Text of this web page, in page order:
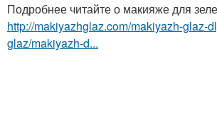
Подробнее читайте о макияже для
http://makiyazhglaz.com/makiyazh-glaz-
glaz/makiyazh-d...